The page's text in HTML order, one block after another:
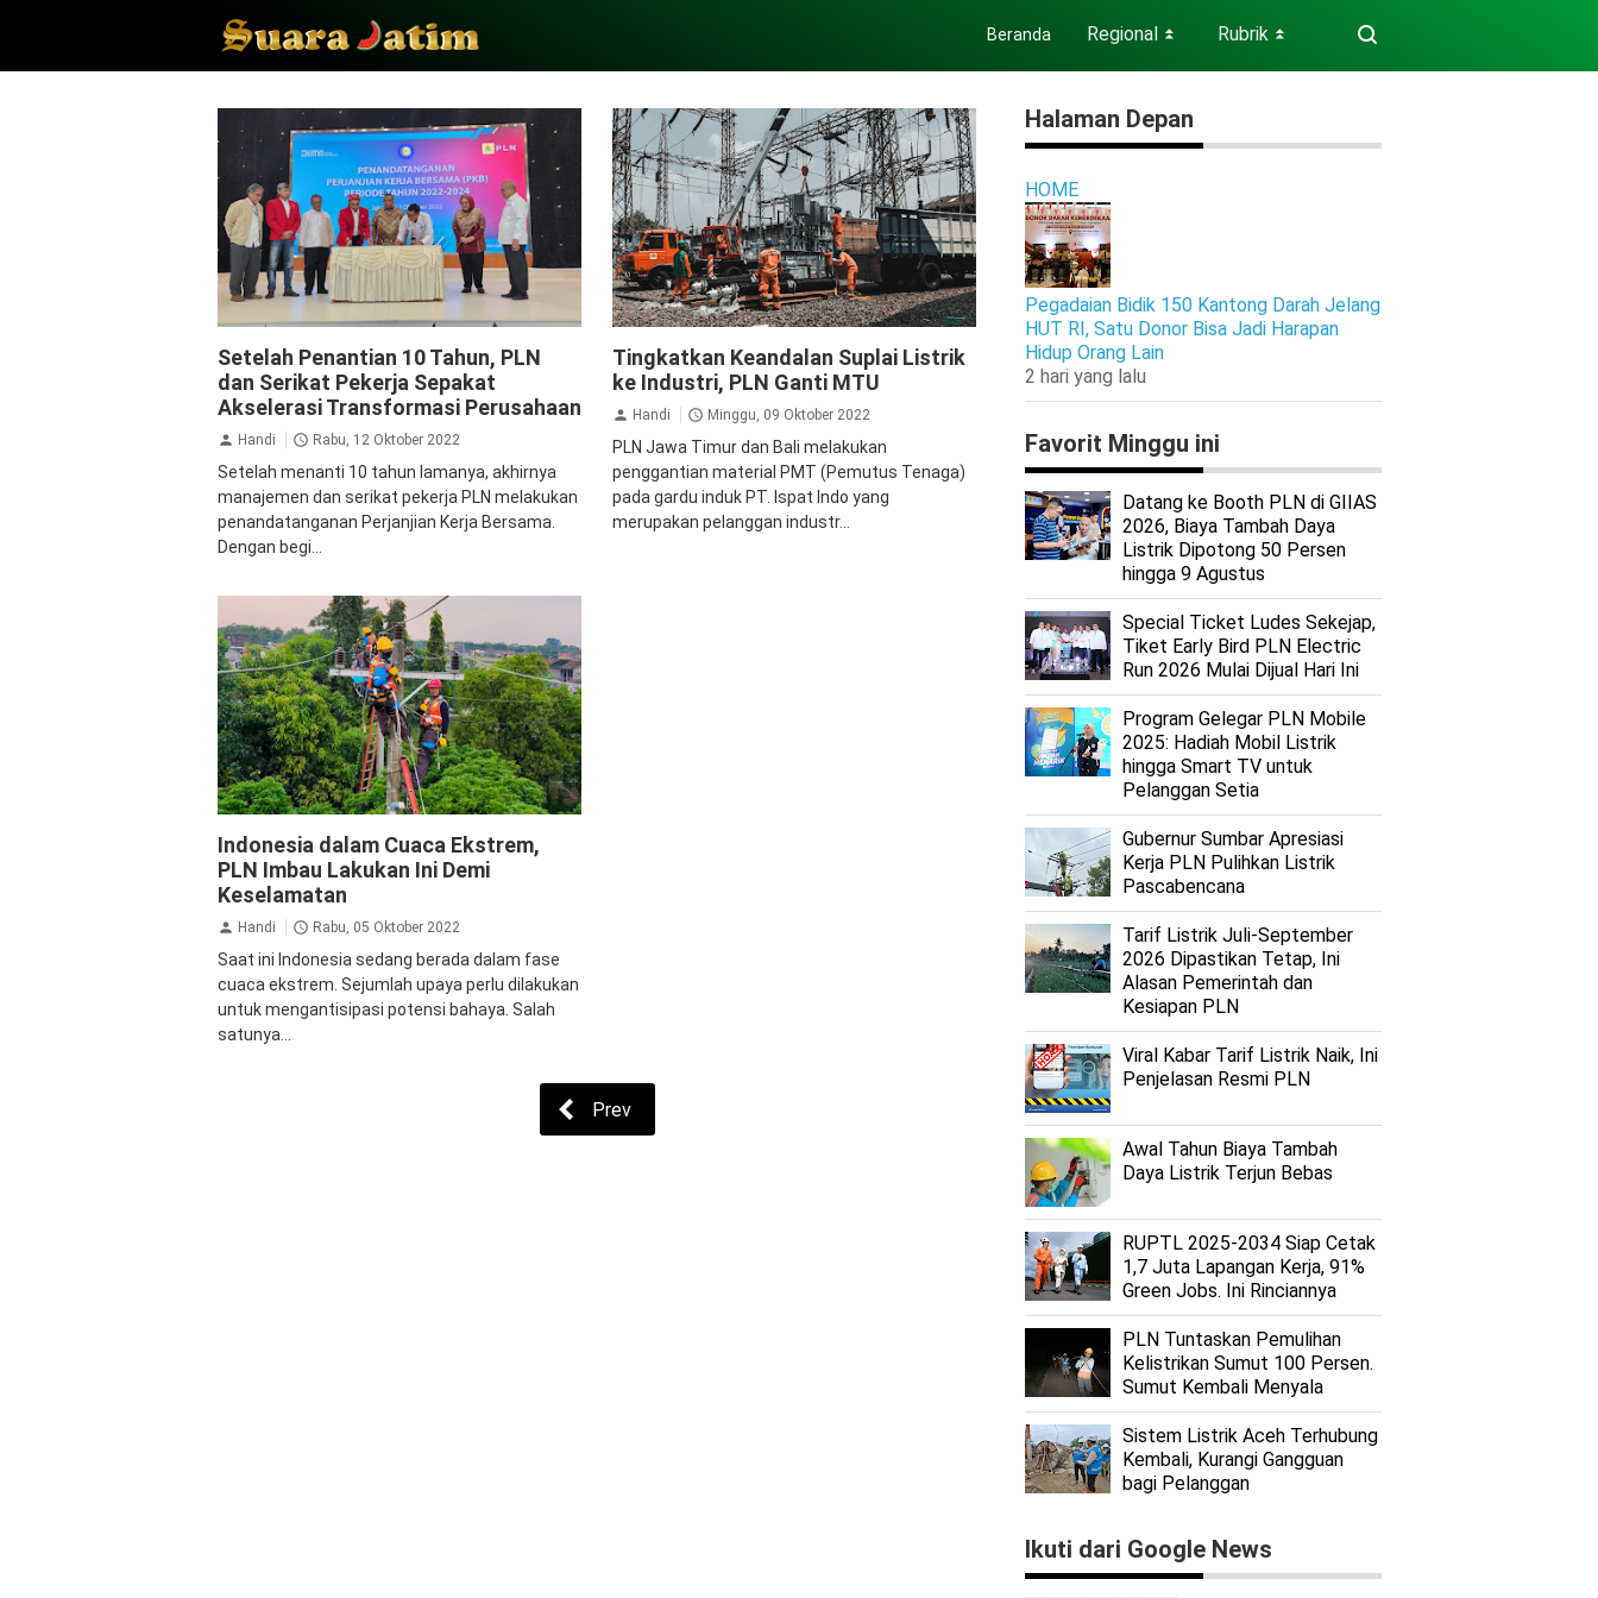
Beranda Regional ⏬ Rubrik ⏬
Setelah Penantian 10 Tahun, PLN
dan Serikat Pekerja Sepakat
Akselerasi Transformasi Perusahaan
Handi Rabu, 12 Oktober 2022
Setelah menanti 10 tahun lamanya, akhirnya
manajemen dan serikat pekerja PLN melakukan
penandatanganan Perjanjian Kerja Bersama.
Dengan begi...
Tingkatkan Keandalan Suplai Listrik
ke Industri, PLN Ganti MTU
Handi Minggu, 09 Oktober 2022
PLN Jawa Timur dan Bali melakukan
penggantian material PMT (Pemutus Tenaga)
pada gardu induk PT. Ispat Indo yang
merupakan pelanggan industr...
Indonesia dalam Cuaca Ekstrem,
PLN Imbau Lakukan Ini Demi
Keselamatan
Handi Rabu, 05 Oktober 2022
Saat ini Indonesia sedang berada dalam fase
cuaca ekstrem. Sejumlah upaya perlu dilakukan
untuk mengantisipasi potensi bahaya. Salah
satunya...
Prev
Halaman Depan
HOME
Pegadaian Bidik 150 Kantong Darah Jelang
HUT RI, Satu Donor Bisa Jadi Harapan
Hidup Orang Lain
2 hari yang lalu
Favorit Minggu ini
Datang ke Booth PLN di GIIAS
2026, Biaya Tambah Daya
Listrik Dipotong 50 Persen
hingga 9 Agustus
Special Ticket Ludes Sekejap,
Tiket Early Bird PLN Electric
Run 2026 Mulai Dijual Hari Ini
Program Gelegar PLN Mobile
2025: Hadiah Mobil Listrik
hingga Smart TV untuk
Pelanggan Setia
Gubernur Sumbar Apresiasi
Kerja PLN Pulihkan Listrik
Pascabencana
Tarif Listrik Juli-September
2026 Dipastikan Tetap, Ini
Alasan Pemerintah dan
Kesiapan PLN
Viral Kabar Tarif Listrik Naik, Ini
Penjelasan Resmi PLN
Awal Tahun Biaya Tambah
Daya Listrik Terjun Bebas
RUPTL 2025-2034 Siap Cetak
1,7 Juta Lapangan Kerja, 91%
Green Jobs. Ini Rinciannya
PLN Tuntaskan Pemulihan
Kelistrikan Sumut 100 Persen.
Sumut Kembali Menyala
Sistem Listrik Aceh Terhubung
Kembali, Kurangi Gangguan
bagi Pelanggan
Ikuti dari Google News